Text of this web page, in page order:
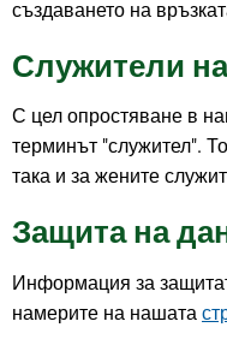
създаването на
Служители
С цел опростяване в
терминът "служител".
така и за жените
Защита на
Информация за
намерите на нашата